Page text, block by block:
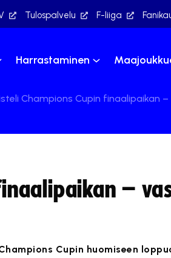
Tulospalvelu F-liiga
Harrastaminen
Champions Cupin finaalipaikan
–
Cupin huomiseen